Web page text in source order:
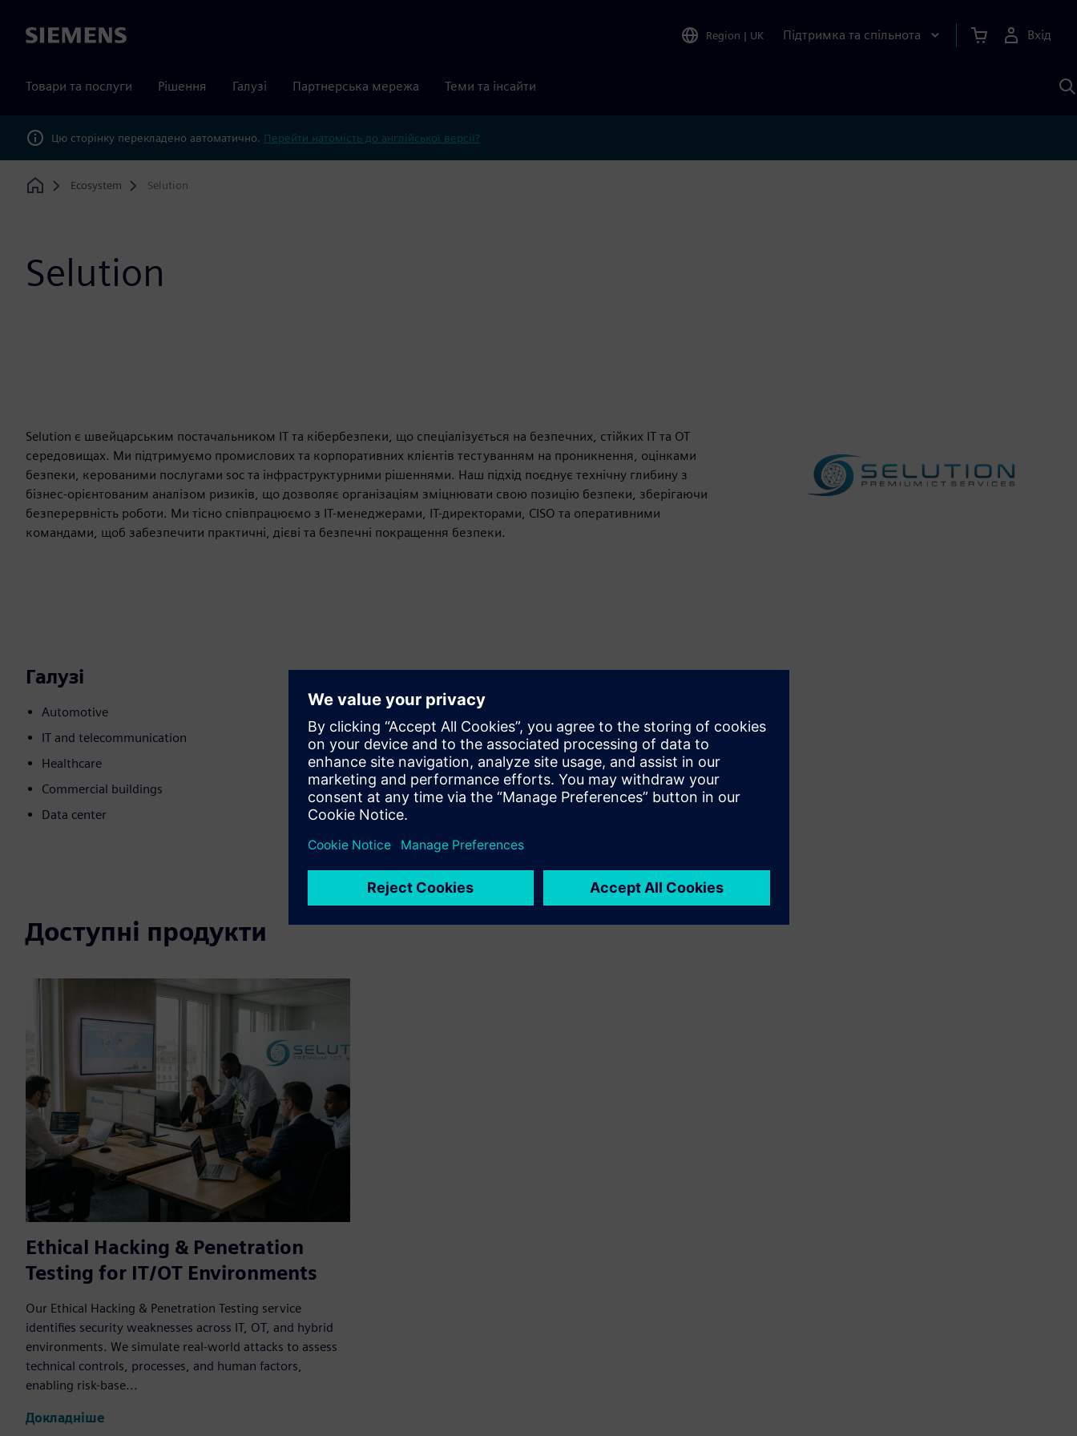
Siemens Region | UK Підтримка та спільнота Вхід
Товари та послуги Рішення Галузі Партнерська мережа Теми та інсайти
Цю сторінку перекладено автоматично. Перейти натомість до англійської версії?
Home
Ecosystem Selution
Selution
Selution є швейцарським постачальником ІТ та кібербезпеки, що спеціалізується на безпечних, стійких ІТ та ОТ
середовищах. Ми підтримуємо промислових та корпоративних клієнтів тестуванням на проникнення, оцінками
безпеки, керованими послугами soc та інфраструктурними рішеннями. Наш підхід поєднує технічну глибину з
бізнес-орієнтованим аналізом ризиків, що дозволяє організаціям зміцнювати свою позицію безпеки, зберігаючи
безперервність роботи. Ми тісно співпрацюємо з ІТ-менеджерами, ІТ-директорами, CISO та оперативними
командами, щоб забезпечити практичні, дієві та безпечні покращення безпеки.
Галузі
Automotive
IT and telecommunication
Healthcare
Commercial buildings
Data center
Рух
Service
Послуги, що допомагають замовнику впроваджувати,
інтегрувати, експлуатувати або підтримувати
продукти/рішення Siemens Xcelerator
Доступні продукти
Ethical Hacking & Penetration
Testing for IT/OT Environments
Our Ethical Hacking & Penetration Testing service
identifies security weaknesses across IT, OT, and hybrid
environments. We simulate real-world attacks to assess
technical controls, processes, and human factors,
enabling risk-base...
Докладніше